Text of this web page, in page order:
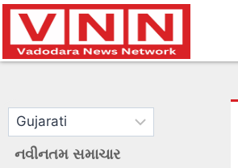
નવીનતમ સમાચાર